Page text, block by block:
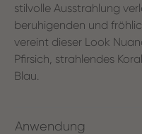
stilvolle Ausstrahlung
beruhigenden und
vereint dieser Look
Pfirsich, strahlendes
Blau.
Anwendung